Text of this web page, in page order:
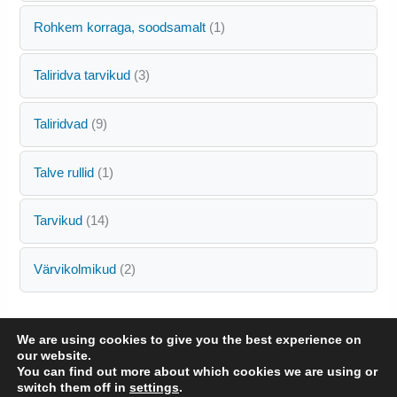
e
t
o
d
e
2
t
o
o
d
Rohkem korraga, soodsamalt 11
t
o
e
Taliridva tarvikud 33
t
o
e
Taliridvad 99
t
o
o
d
e
t
Talve rullid 11
t
o
d
Tarvikud 141
4
t
o
o
d
e
Värvikolmikud 22
t
o
o
d
We are using cookies to give you the best experience on
our website.
You can find out more about which cookies we are using or
switch them off in settings.